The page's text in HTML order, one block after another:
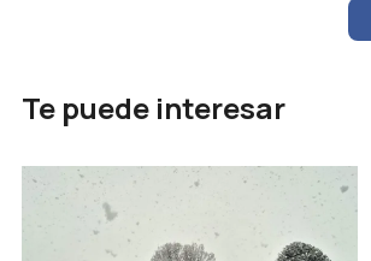
Te puede interesar